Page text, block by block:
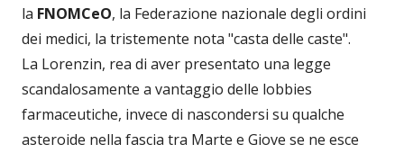
la FNOMCeO, la Federazione nazionale degli ordini
dei medici, la tristemente nota "casta delle caste".
La Lorenzin, rea di aver presentato una legge
scandalosamente a vantaggio delle lobbies
farmaceutiche, invece di nascondersi su qualche
asteroide nella fascia tra Marte e Giove se ne esce